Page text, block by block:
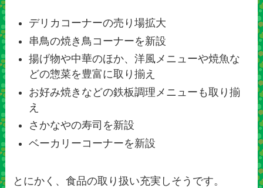
デリカコーナーの売り場拡大
串鳥の焼き鳥コーナーを新設
揚げ物や中華のほか、洋風メニューや焼魚な
どの惣菜を豊富に取り揃え
お好み焼きなどの鉄板調理メニューも取り揃
え
さかなやの寿司を新設
ベーカリーコーナーを新設
とにかく、食品の取り扱い充実しそうです。